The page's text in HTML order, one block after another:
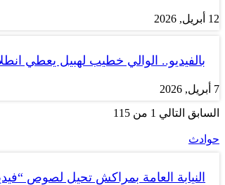
12 أبريل, 2026
بالفيديو.. الوالي خطيب لهبيل يعطي
7 أبريل, 2026
السابق التالي 1 من 115
حوادث
النيابة العامة بمراكش تحيل لصوص